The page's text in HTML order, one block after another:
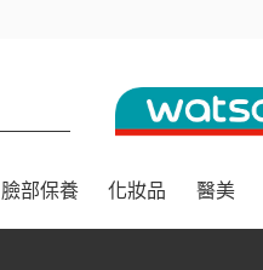
臉部保養 化妝品 醫美